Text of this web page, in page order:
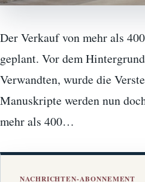
Der Verkauf von mehr als
geplant. Vor dem
Verwandten, wurde die
Manuskripte werden nun
mehr als 400…
NACHRICHTEN-ABONNEMENT